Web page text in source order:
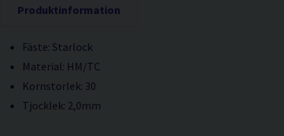
Produktinformation
Fäste: Starlock
Material: HM/TC
Kornstorlek: 30
Tjocklek: 2,0mm